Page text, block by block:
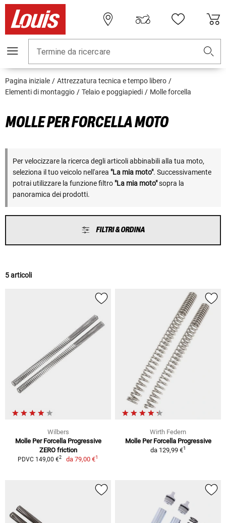
Termine da ricercare
Pagina iniziale
Attrezzatura tecnica e tempo libero
Elementi di montaggio
Telaio e poggiapiedi Molle forcella
MOLLE PER FORCELLA MOTO
Per velocizzare la ricerca degli articoli abbinabili alla tua moto,
seleziona il tuo veicolo nell'area "La mia moto". Successivamente
potrai utilizzare la funzione filtro "La mia moto"sopra la
panoramica dei prodotti.
FILTRI & ORDINA
5 articoli
Wilbers
Molle Per Forcella Progressive
ZERO friction
PDVC 149,00 €2 da79,00 €1
Wirth Federn
Molle Per Forcella Progressive
da 129,99 €1